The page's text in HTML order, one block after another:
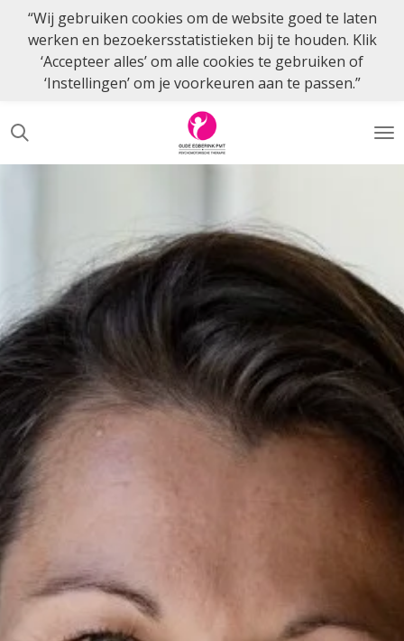
direct
“Wij gebruiken cookies om de website goed te laten
werken en bezoekersstatistieken bij te houden. Klik
‘Accepteer alles’ om alle cookies te gebruiken of
‘Instellingen’ om je voorkeuren aan te passen.”